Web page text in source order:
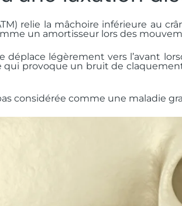
relie la mâchoire inférieure au
un amortisseur lors des
déplace légèrement vers l’avant
provoque un bruit de claquement
considérée comme une maladie